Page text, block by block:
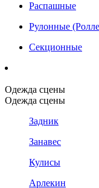
Распашные
Рулонные
Секционные
Одежда сцены
Одежда сцены
Задник
Занавес
Кулисы
Арлекин